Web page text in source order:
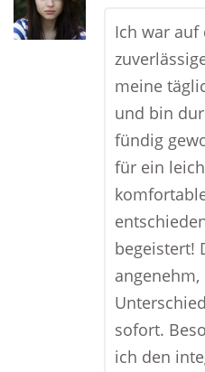
Ich war auf
meine
und bin
fündig
für ein
begeistert!
sofort.
ich den